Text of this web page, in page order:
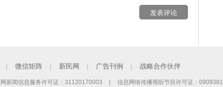
发表评论
| 微信矩阵 | 新民网 | 广告刊例 | 战略合作伙伴
新闻信息服务许可证：31120170003 信息网络传播视听节目许可证：0909381